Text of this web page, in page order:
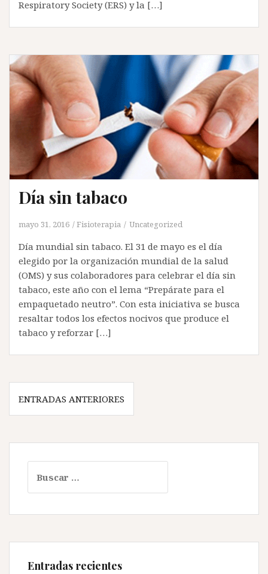
Respiratory Society (ERS) y la […]
Día sin tabaco
mayo 31, 2016 Fisioterapia Uncategorized
Día mundial sin tabaco. El 31 de mayo es el día
elegido por la organización mundial de la salud
(OMS) y sus colaboradores para celebrar el día sin
tabaco, este año con el lema “Prepárate para el
empaquetado neutro”. Con esta iniciativa se busca
resaltar todos los efectos nocivos que produce el
tabaco y reforzar […]
N
v
c
i
ENTRADAS ANTERIORES
s
c
r
Entradas recientes